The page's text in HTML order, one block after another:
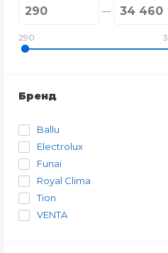
290
Бренд
Ballu
Electrolux
Funai
Royal Clima
Tion
VENTA